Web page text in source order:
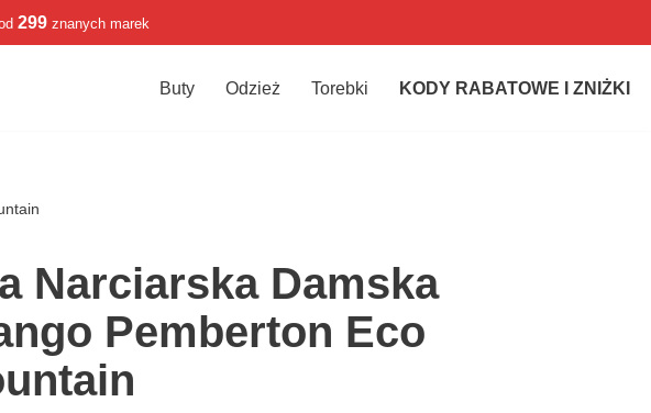
299 znanych marek
Buty Odzież Torebki KODY RABATOWE I ZNIŻKI
Narciarska Damska
Pemberton Eco